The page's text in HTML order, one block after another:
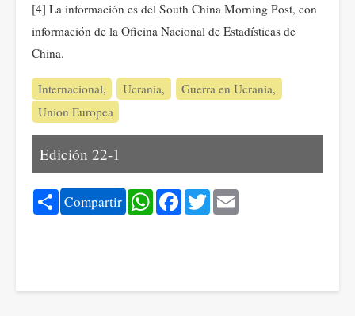
[4] La información es del South China Morning Post, con
información de la Oficina Nacional de Estadísticas de
China.
Internacional Ucrania
Guerra en Ucrania
Union Europea
Edición 22-1
Share
Compartir WhatsApp
Facebook
Twitter